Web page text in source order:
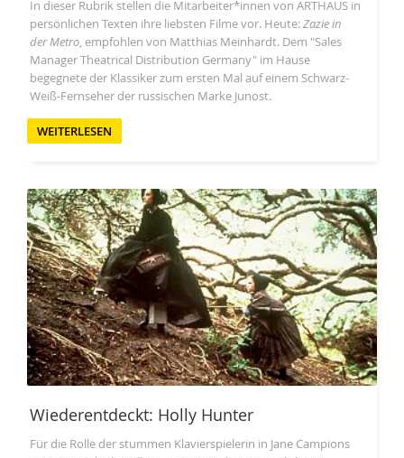
In dieser Rubrik stellen die Mitarbeiter*innen von ARTHAUS in
persönlichen Texten ihre liebsten Filme vor. Heute:Zazie in
der Metro, empfohlen von Matthias Meinhardt. Dem "Sales
Manager Theatrical Distribution Germany" im Hause
begegnete der Klassiker zum ersten Mal auf einem Schwarz-
Weiß-Fernseher der russischen Marke Junost.
WEITERLESEN
Wiederentdeckt: Holly Hunter
Für die Rolle der stummen Klavierspielerin in Jane Campions